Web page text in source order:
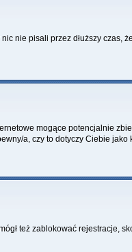
nie pisali przez dłuższy czas,
mogące potencjalnie
a, czy to dotyczy Ciebie
też zablokować rejestracje,